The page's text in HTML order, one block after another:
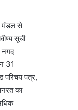
मंडल से
सूची
नगद
31
परिचय पत्र,
का